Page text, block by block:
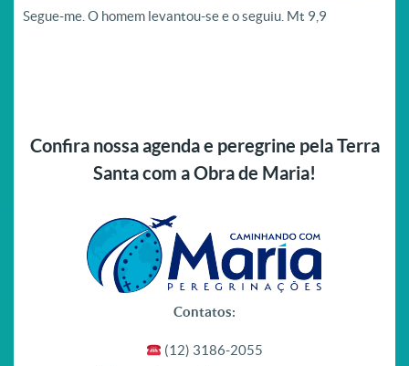
Segue-me. O homem levantou-se e o seguiu. Mt 9,9
Confira nossa agenda e peregrine pela Terra
Santa com a Obra de Maria!
Contatos:
(12) 3186-2055